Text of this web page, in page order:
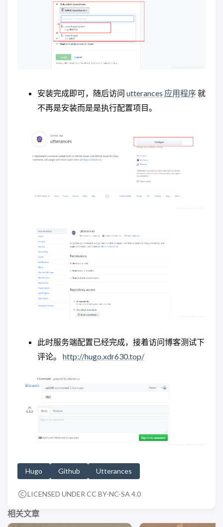
安装完成即可，随后访问 utterances 应用程序就
不再是安装而是是执行配置项目。
此时服务端配置已经完成，接着访问博客测试下
评论。 http://hugo.xdr630.top/
Hugo Github Utterances
LICENSED UNDER CC BY-NC-SA 4.0
相关文章